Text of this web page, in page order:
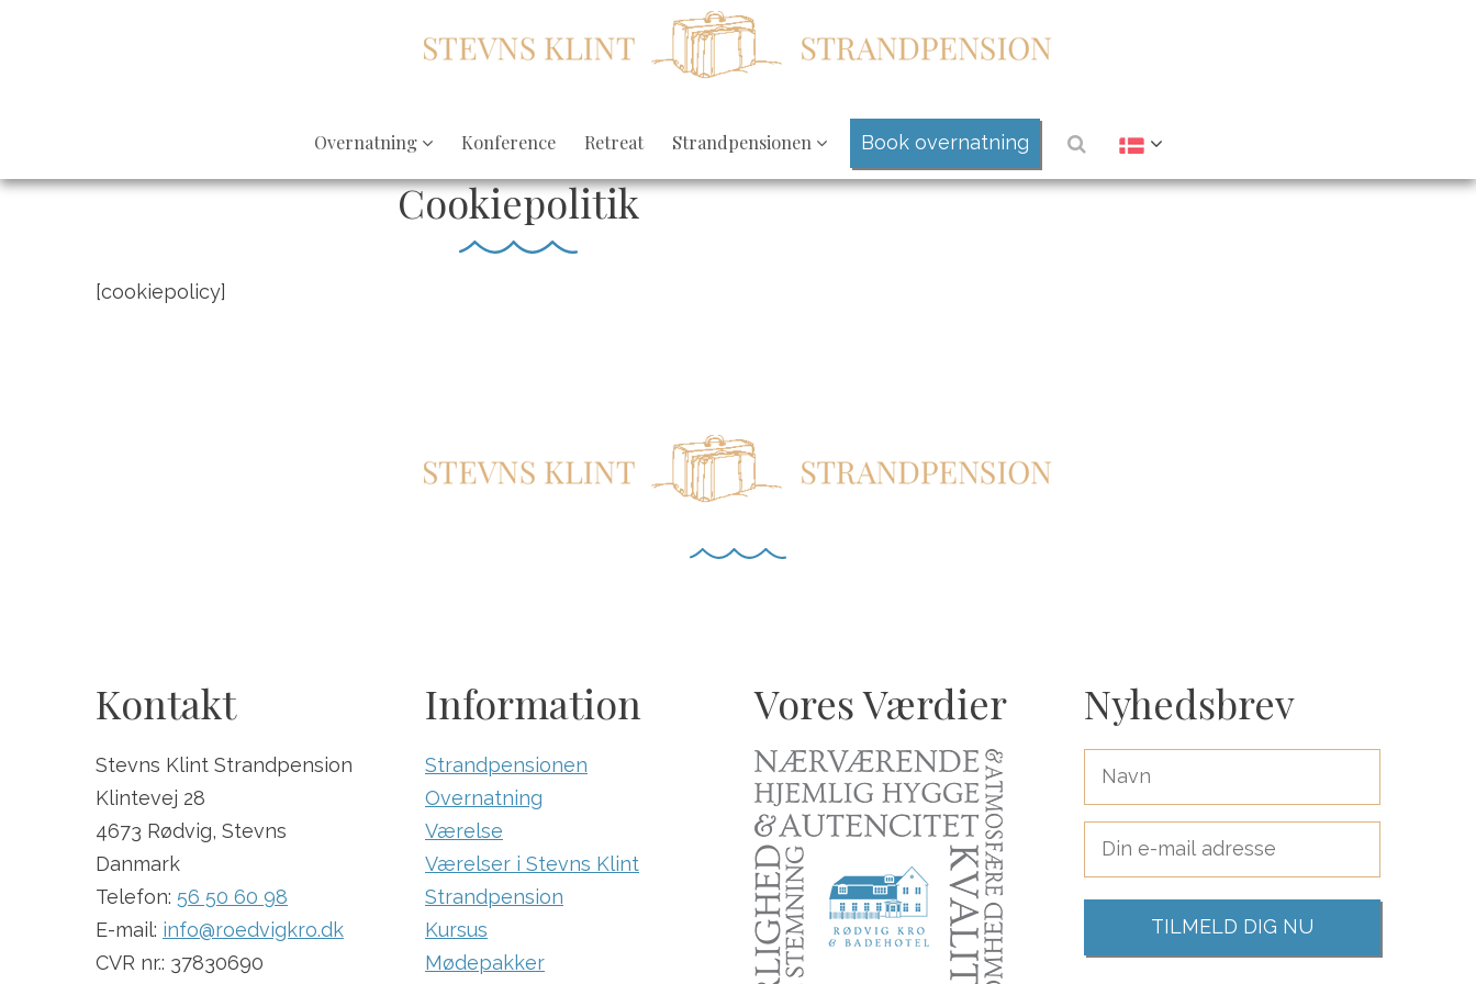
Overnatning Konference Retreat Strandpensionen Book overnatning
Cookiepolitik
[cookiepolicy]
Kontakt
Stevns Klint Strandpension
Klintevej 28
4673 Rødvig, Stevns
Danmark
Telefon: 56 50 60 98
E-mail: info@roedvigkro.dk
CVR nr.: 37830690
Information
Strandpensionen
Overnatning
Værelse
Værelser i Stevns Klint
Strandpension
Kursus
Mødepakker
Vores Værdier Nyhedsbrev